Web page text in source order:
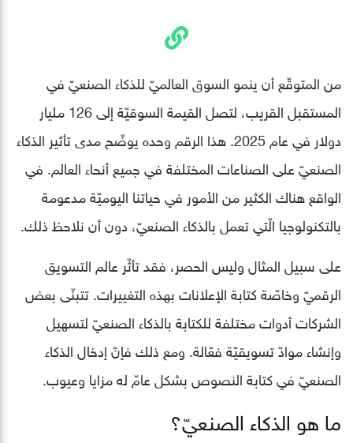
من المتوقّع أن ينمو السوق العالميّ للذكاء الصنعيّ في
المستقبل القريب، لتصل القيمة السوقيّة إلى 126 مليار
دولار في عام 2025. هذا الرقم وحده يوضّح مدى تأثير الذكاء
الصنعيّ على الصناعات المختلفة في جميع أنحاء العالم. في
الواقع هناك الكثير من الأمور في حياتنا اليوميّة مدعومة
بالتكنولوجيا الّتي تعمل بالذكاء الصنعيّ، دون أن نلاحظ ذلك.
على سبيل المثال وليس الحصر، فقد تأثّر عالم التسويق
الرقميّ وخاصّة كتابة الإعلانات بهذه التغييرات. تتبنّى بعض
الشركات أدوات مختلفة للكتابة بالذكاء الصنعيّ لتسهيل
وإنشاء موادّ تسويقيّة فعّالة. ومع ذلك فإنّ إدخال الذكاء
الصنعيّ في كتابة النصوص بشكل عامّ له مزايا وعيوب.
ما هو الذكاء الصنعيّ؟